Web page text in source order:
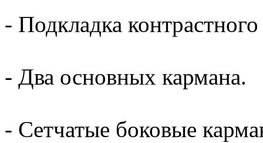
- Подкладка контрастного
- Два основных кармана.
- Сетчатые боковые